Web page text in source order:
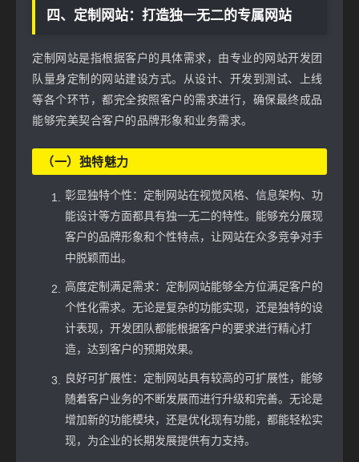
四、定制网站：打造独一无二的专属网站
定制网站是指根据客户的具体需求，由专业的网站开发团
队量身定制的网站建设方式。从设计、开发到测试、上线
等各个环节，都完全按照客户的需求进行，确保最终成品
能够完美契合客户的品牌形象和业务需求。
（一）独特魅力
彰显独特个性：定制网站在视觉风格、信息架构、功
能设计等方面都具有独一无二的特性。能够充分展现
客户的品牌形象和个性特点，让网站在众多竞争对手
中脱颖而出。
高度定制满足需求：定制网站能够全方位满足客户的
个性化需求。无论是复杂的功能实现，还是独特的设
计表现，开发团队都能根据客户的要求进行精心打
造，达到客户的预期效果。
良好可扩展性：定制网站具有较高的可扩展性，能够
随着客户业务的不断发展而进行升级和完善。无论是
增加新的功能模块，还是优化现有功能，都能轻松实
现，为企业的长期发展提供有力支持。